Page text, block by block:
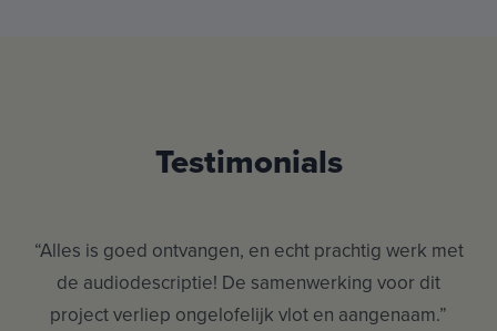
Testimonials
“Alles is goed ontvangen, en echt prachtig werk met
de audiodescriptie! De samenwerking voor dit
project verliep ongelofelijk vlot en aangenaam.”